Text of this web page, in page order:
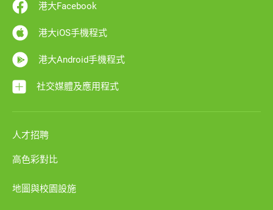
港大Facebook
港大iOS手機程式
港大Android手機程式
社交媒體及應用程式
人才招聘
高色彩對比
地圖與校園設施